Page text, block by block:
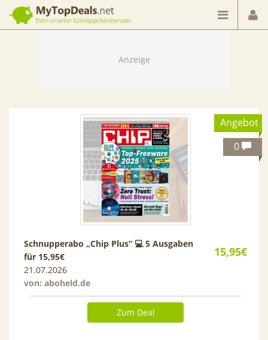
Dein smarter Schnäppchenberater
Angebot
0
15,95€
Schnupperabo „Chip Plus“ 💻 5 Ausgaben
für 15,95€
21.07.2026
von: aboheld.de
Zum Deal